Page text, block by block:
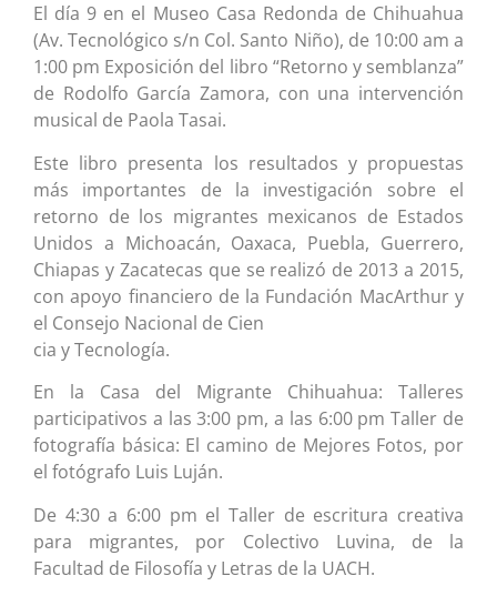
El día 9 en el Museo Casa Redonda de Chihuahua
(Av. Tecnológico s/n Col. Santo Niño), de 10:00 am a
1:00 pm Exposición del libro “Retorno y semblanza”
de Rodolfo García Zamora, con una intervención
musical de Paola Tasai.
Este libro presenta los resultados y propuestas
más importantes de la investigación sobre el
retorno de los migrantes mexicanos de Estados
Unidos a Michoacán, Oaxaca, Puebla, Guerrero,
Chiapas y Zacatecas que se realizó de 2013 a 2015,
con apoyo financiero de la Fundación MacArthur y
el Consejo Nacional de Cien
cia y Tecnología.
En la Casa del Migrante Chihuahua: Talleres
participativos a las 3:00 pm, a las 6:00 pm Taller de
fotografía básica: El camino de Mejores Fotos, por
el fotógrafo Luis Luján.
De 4:30 a 6:00 pm el Taller de escritura creativa
para migrantes, por Colectivo Luvina, de la
Facultad de Filosofía y Letras de la UACH.